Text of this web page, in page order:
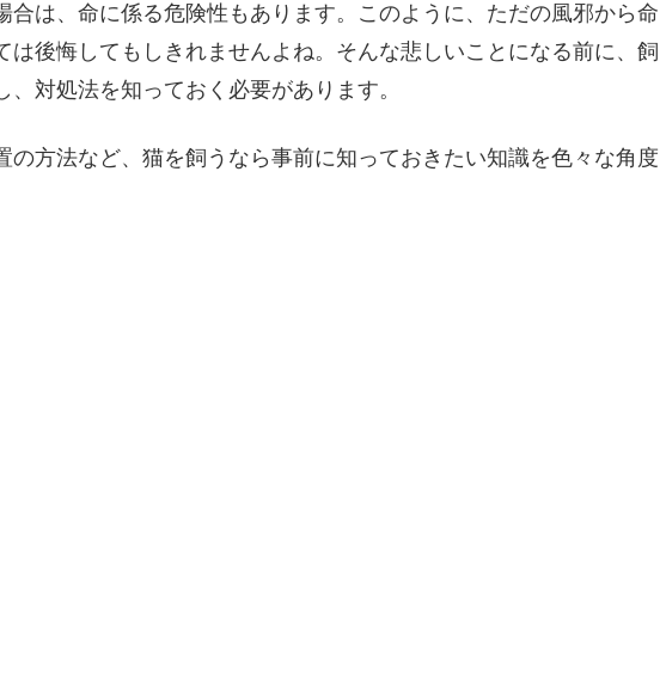
合は、命に係る危険性もあります。このように、ただの風邪から命
は後悔してもしきれませんよね。そんな悲しいことになる前に、飼
対処法を知っておく必要があります。
の方法など、猫を飼うなら事前に知っておきたい知識を色々な角度